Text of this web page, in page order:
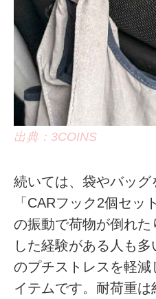
出典：3COINS
続いては、袋やバッグ
「CARフック2個セッ
の振動で荷物が倒れた
した経験がある人も
のプチストレスを軽
イテムです。耐荷重